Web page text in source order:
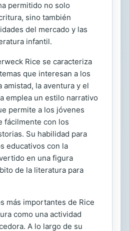
permitido no solo
sino también
del mercado y las
infantil.
Rice se caracteriza
que interesan a los
amistad, la aventura y el
emplea un estilo narrativo
permite a los jóvenes
fácilmente con los
Su habilidad para
educativos con la
en una figura
de la literatura para
más importantes de Rice
como una actividad
A lo largo de su